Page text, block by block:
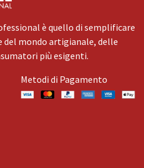
è quello di semplificare
mondo artigianale, delle
più esigenti.
Metodi di Pagamento